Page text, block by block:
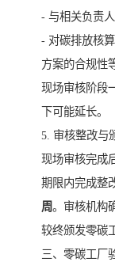
- 与相关负责
- 对碳排放核
方案的合规性
现场审核阶段
下可能延长。
5. 审核整改与
现场审核完成
期限内完成整
周。审核机构
较终颁发零碳
三、零碳工厂